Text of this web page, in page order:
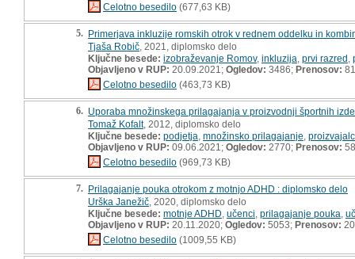
Celotno besedilo (677,63 KB)
5. Primerjava inkluzije romskih otrok v rednem oddelku in
Tjaša Robič , 2021, diplomsko delo
Ključne besede: izobraževanje Romov, inkluzija prvi razred
Objavljeno v RUP: 20.09.2021; Ogledov: 3486; Prenosov: 81
Celotno besedilo (463,73 KB)
6. Uporaba množinskega prilagajanja v proizvodnji športnih
Tomaž Kofalt, 2012, diplomsko delo
Ključne besede: podjetja množinsko prilagajanje
Objavljeno v RUP: 09.06.2021; Ogledov: 2770; Prenosov: 58
Celotno besedilo (969,73 KB)
7. Prilagajanje pouka otrokom z motnjo ADHD : diplomsko delo
Urška Janežič , 2020, diplomsko delo
Ključne besede: motnje ADHD učenci prilagajanje pouka
Objavljeno v RUP: 20.11.2020; Ogledov: 5053; Prenosov:
Celotno besedilo (1009,55 KB)